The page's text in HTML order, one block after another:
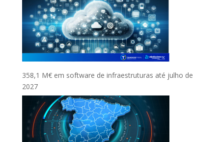
358,1 M€ em software de infraestruturas até julho de
2027